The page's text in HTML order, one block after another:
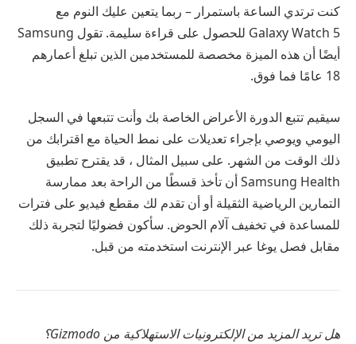
كنت ترتدي الساعة باستمرار – ربما يتعين عليك النوم مع
Galaxy Watch 5 للحصول على قراءة سليمة. تقول Samsung
أيضًا أن هذه الميزة مخصصة للمستخدمين الذين تبلغ أعمارهم
18 عامًا فما فوق.
سيقيم تتبع الدورة الأعراض الخاصة بك وأنت تتبعها في السجل
اليومي ويوصي بإجراء تعديلات على نمط الحياة مع اقترابك من
ذلك الوقت من الشهر. على سبيل المثال ، قد يقترح تطبيق
Samsung Health أن تأخذ قسطًا من الراحة بعد ممارسة
التمارين الرياضية الثقيلة أو أن تقدم لك مقطع فيديو على فترات
للمساعدة في تخفيف آلام الحوض. سأكون فضوليًا لتجربة ذلك
مقابل فصل يوغا عبر الإنترنت استخدمته من قبل.
هل تريد المزيد من الإلكترونيات الاستهلاكية من Gizmodo؟